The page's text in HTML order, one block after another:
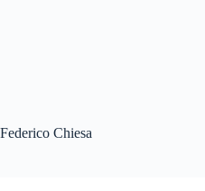
Federico Chiesa